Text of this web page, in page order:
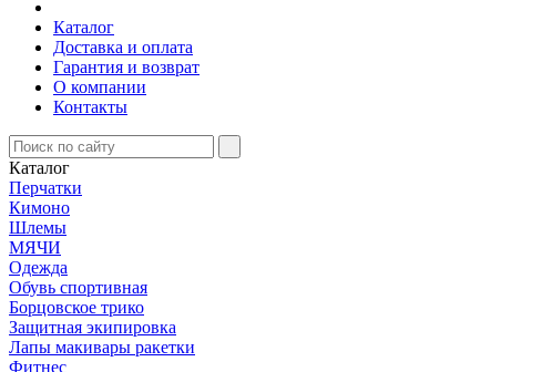
Каталог
Доставка и оплата
Гарантия и возврат
О компании
Контакты
Каталог
Перчатки
Кимоно
Шлемы
МЯЧИ
Одежда
Обувь спортивная
Борцовское трико
Защитная экипировка
Лапы макивары ракетки
Фитнес